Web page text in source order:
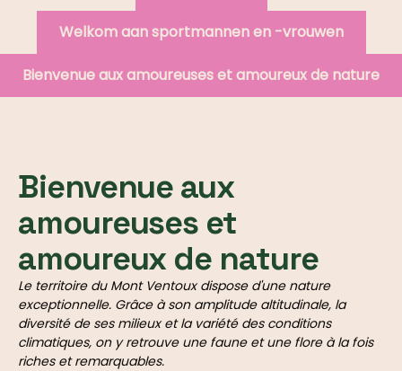
Welkom aan sportmannen en -vrouwen
Bienvenue aux amoureuses et amoureux de nature
Bienvenue aux
amoureuses et
amoureux de nature
Le territoire du Mont Ventoux dispose d'une nature
exceptionnelle. Grâce à son amplitude altitudinale, la
diversité de ses milieux et la variété des conditions
climatiques, on y retrouve une faune et une flore à la fois
riches et remarquables.